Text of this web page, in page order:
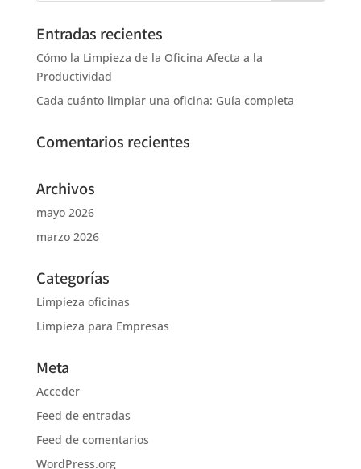
Entradas recientes
Cómo la Limpieza de la Oficina Afecta a la
Productividad
Cada cuánto limpiar una oficina: Guía completa
Comentarios recientes
Archivos
mayo 2026
marzo 2026
Categorías
Limpieza oficinas
Limpieza para Empresas
Meta
Acceder
Feed de entradas
Feed de comentarios
WordPress.org